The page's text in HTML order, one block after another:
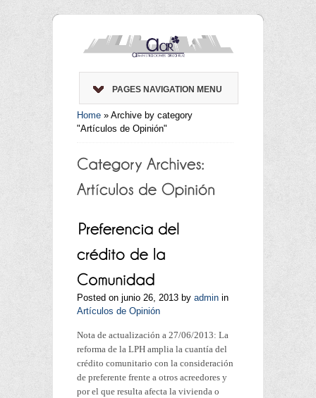
PAGES NAVIGATION MENU
Home » Archive by category
"Artículos de Opinión"
Posted on junio 26, 2013 by admin in
Artículos de Opinión
Nota de actualización a 27/06/2013: La
reforma de la LPH amplia la cuantía del
crédito comunitario con la consideración
de preferente frente a otros acreedores y
por el que resulta afecta la vivienda o